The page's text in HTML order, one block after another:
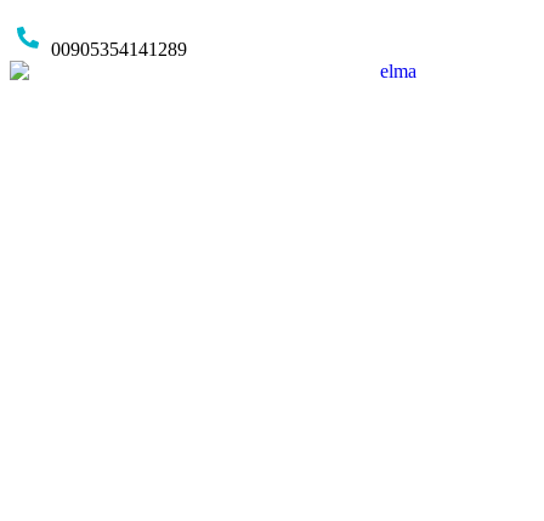
00905354141289